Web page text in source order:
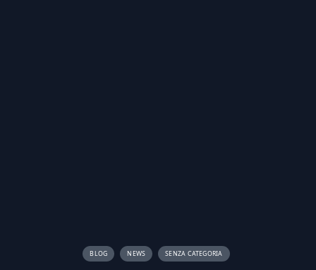
BLOG NEWS SENZA CATEGORIA